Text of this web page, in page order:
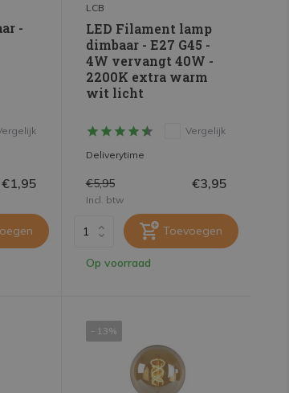
-
€1,95
LCB
LED Filament lamp
dimbaar - E27 G45 -
4W vervangt 40W -
2200K extra warm
wit licht
Vergelijk
Deliverytime
€5,95 €3,95
Incl. btw
Toevoegen
Op voorraad
- 13%